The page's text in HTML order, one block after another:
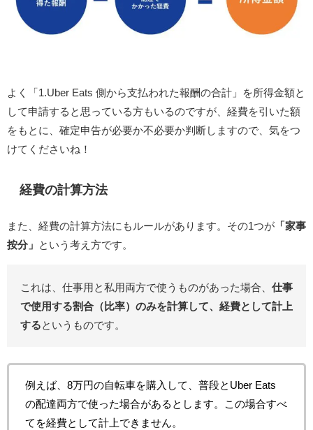
よく「1.Uber Eats 側から支払われた報酬の合計」を所得金額と
して申請すると思っている方もいるのですが、経費を引いた額
をもとに、確定申告が必要か不必要か判断しますので、気をつ
けてくださいね！
経費の計算方法
また、経費の計算方法にもルールがあります。その1つが 「家事
按分」
という考え方です。
これは、仕事用と私用両方で使うものがあった場合、 仕事
で使用する割合（比率）のみを計算して、経費として計上
する というものです。
例えば、8万円の自転車を購入して、普段とUber Eats
の配達両方で使った場合があるとします。この場合すべ
てを経費として計上できません。